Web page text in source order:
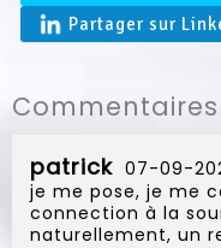
Partager sur
Commentaires
patrick 07-09-
je me pose, je me
connection à la
naturellement, un